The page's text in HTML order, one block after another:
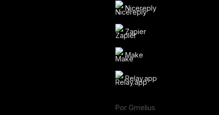
Nicereply
Zapier
Make
Relay.app
Por Gmelius